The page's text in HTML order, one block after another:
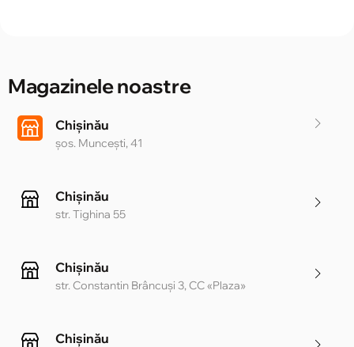
Magazinele noastre
Chișinău
șos. Muncești, 41
Chișinău
str. Tighina 55
Chișinău
str. Constantin Brâncuși 3, CC «Plaza»
Chișinău